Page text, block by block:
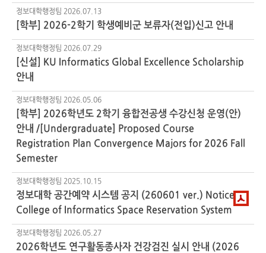
정보대학행정팀 2026.07.13
[학부] 2026-2학기 학생예비군 보류자(전입)신고 안내
정보대학행정팀 2026.07.29
[신설] KU Informatics Global Excellence Scholarship
안내
정보대학행정팀 2026.05.06
[학부] 2026학년도 2학기 융합전공생 수강신청 운영(안)
안내 /[Undergraduate] Proposed Course
Registration Plan Convergence Majors for 2026 Fall
Semester
정보대학행정팀 2025.10.15
정보대학 공간예약 시스템 공지 (260601 ver.) Notice on
College of Informatics Space Reservation System
정보대학행정팀 2026.05.27
2026학년도 연구활동종사자 건강검진 실시 안내 (2026